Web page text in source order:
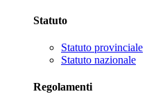
Statuto
Statuto provinciale
Statuto nazionale
Regolamenti